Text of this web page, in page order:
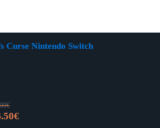
Curse Nintendo Switch
€
€Trenutna